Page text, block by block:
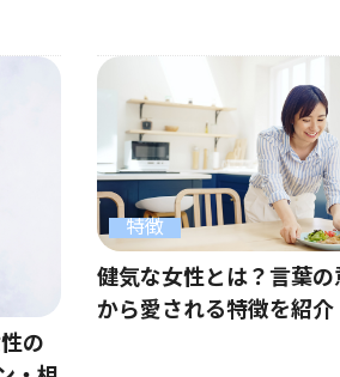
の
特徴
健気な女性とは？言葉の
から愛される特徴を紹介